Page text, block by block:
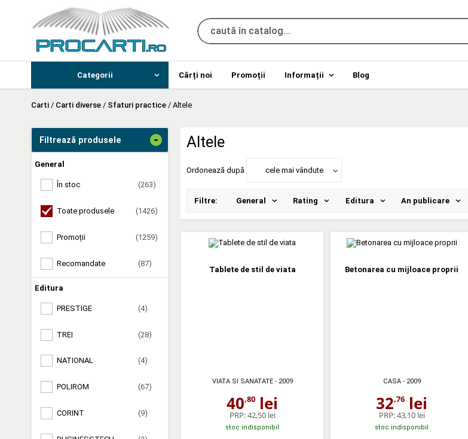
Categorii Cărți noi Promoții Informații Blog
Carti / Carti diverse / Sfaturi practice / Altele
Filtrează produsele -
General
În stoc (263)
Toate produsele (1426)
Promoții (1259)
Recomandate (87)
Editura
PRESTIGE (4)
TREI (28)
NATIONAL (4)
POLIROM (67)
CORINT (9)
Altele
Ordonează după cele mai vândute
Filtre: General Rating Editura An publicare
Tablete de stil de viata
VIATA SI SANATATE- 2009
40,80 lei
PRP:42,50 lei
stoc indisponibil
Betonarea cu mijloace proprii
CASA- 2009
32,76 lei
PRP:43,10 lei
stoc indisponibil